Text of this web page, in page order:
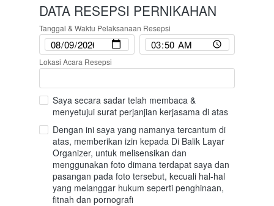
DATA RESEPSI PERNIKAHAN
Tanggal & Waktu Pelaksanaan Resepsi
Lokasi Acara Resepsi
Saya secara sadar telah membaca &
menyetujui surat perjanjian kerjasama di atas
Dengan ini saya yang namanya tercantum di
atas, memberikan izin kepada Di Balik Layar
Organizer, untuk melisensikan dan
menggunakan foto dimana terdapat saya dan
pasangan pada foto tersebut, kecuali hal-hal
yang melanggar hukum seperti penghinaan,
fitnah dan pornografi